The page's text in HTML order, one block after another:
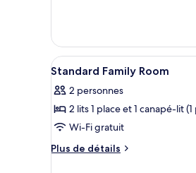
le
type
de
Master
Suite
Afficher
toutes
les
photos
pour
ce
5
Standard Family Room
2 personnes
2 lits 1 place et 1 canapé-lit (1
Wi-Fi gratuit
Plus de détails
Plus